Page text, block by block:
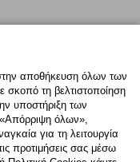
αποθήκευση όλων των
σκοπό τη βελτιστοποίηση
υποστήριξη των
«Απόρριψη όλων»,
για τη λειτουργία
προτιμήσεις σας μέσω